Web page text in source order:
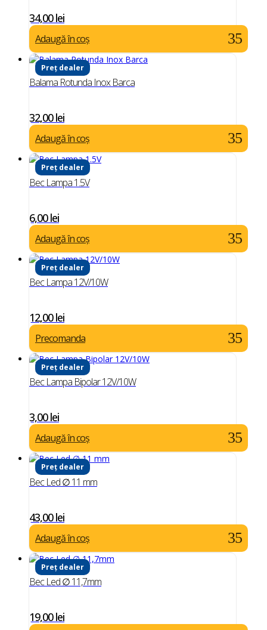
34,00lei
Adaugă în coș
Preț dealer
Balama Rotunda Inox Barca
32,00lei
Adaugă în coș
Preț dealer
Bec Lampa 1.5V
6,00lei
Adaugă în coș
Preț dealer
Bec Lampa 12V/10W
12,00lei
Precomanda
Preț dealer
Bec Lampa Bipolar 12V/10W
3,00lei
Adaugă în coș
Preț dealer
Bec Led ∅ 11 mm
43,00lei
Adaugă în coș
Preț dealer
Bec Led ∅ 11,7mm
19,00lei